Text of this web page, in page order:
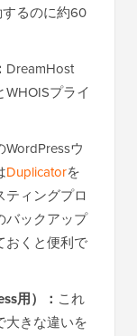
るのに約60
DreamHost
プライ
WordPressウ
Duplicatorを
ィングプロ
バックアップ
おくと便利で
用）： これ
大きな違いを